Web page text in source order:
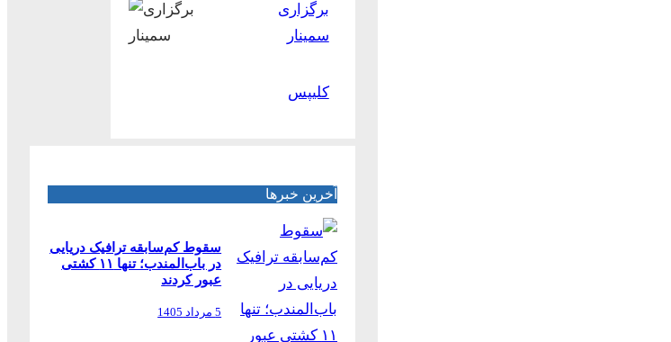
برگزاری
سمینار
کلیپس
آخرین خبرها
سقوط کم‌سابقه ترافیک دریایی
در باب‌المندب؛ تنها ۱۱ کشتی
عبور کردند
5 مرداد 1405